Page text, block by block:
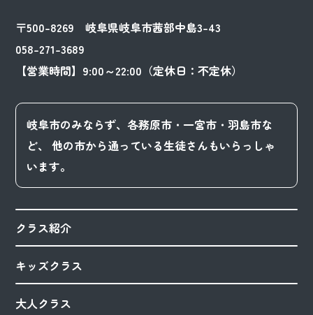
〒500-8269 岐阜県岐阜市茜部中島3-43
058-271-3689
【営業時間】9:00～22:00（定休日：不定休）
岐阜市のみならず、各務原市・一宮市・羽島市な
ど、 他の市から通っている生徒さんもいらっしゃ
います。
クラス紹介
キッズクラス
大人クラス